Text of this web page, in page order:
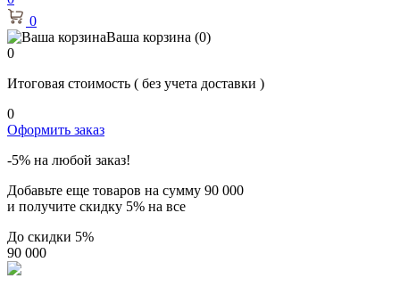
0
Ваша корзина (0)
0
Итоговая стоимость ( без учета доставки )
0
Оформить заказ
-5% на любой заказ!
Добавьте еще товаров на сумму 90 000
и получите скидку 5% на все
До скидки 5%
90 000